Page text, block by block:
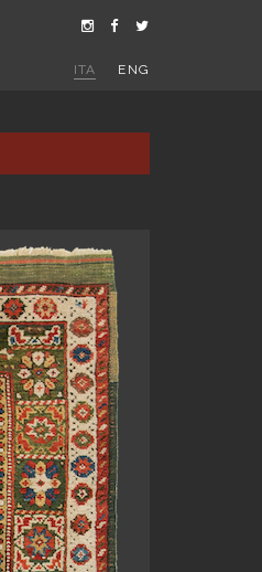
ITA ENG